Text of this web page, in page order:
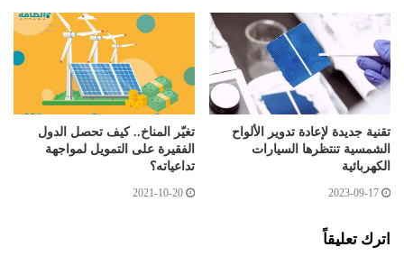
تقنية جديدة لإعادة تدوير الألواح
الشمسية تنتظرها السيارات
الكهربائية
2023-09-17
تغيّر المناخ.. كيف تحصل الدول
الفقيرة على التمويل لمواجهة
تداعياته؟
2021-10-20
اترك تعليقاً